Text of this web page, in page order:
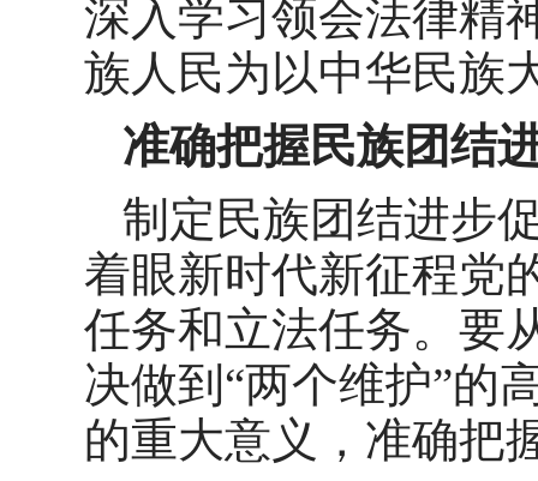
深入学习领会法律精
族人民为以中华民族
准确把握民族团结
制定民族团结进步
着眼新时代新征程党
任务和立法任务。要
决做到“两个维护”的
的重大意义，准确把